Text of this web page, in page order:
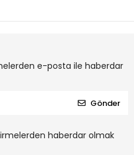
e-posta ile haberdar
Gönder
haberdar olmak